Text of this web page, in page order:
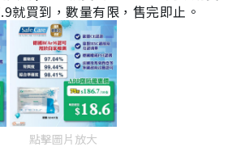
就買到，數量有限，售完即止。
點擊圖片放大